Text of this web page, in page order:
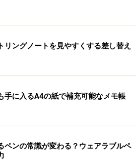
リングノートを見やすくする差し替え
手に入るA4の紙で補充可能なメモ帳
ペンの常識が変わる？ウェアラブルペ